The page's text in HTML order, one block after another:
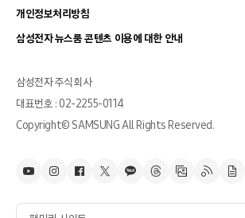
개인정보처리방침
삼성전자 뉴스룸 콘텐츠 이용에 대한 안내
삼성전자 주식회사
대표번호 : 02-2255-0114
Copyright© SAMSUNG All Rights Reserved.